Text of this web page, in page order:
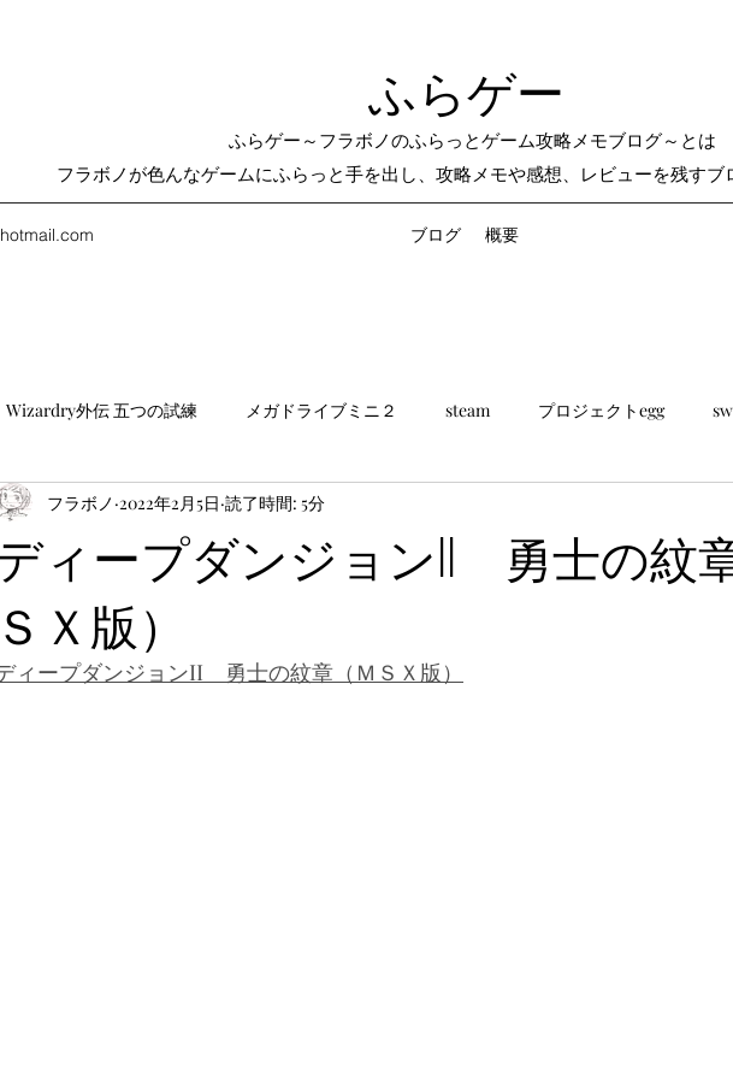
ふらゲー
ふらゲー～フラボノのふらっとゲーム攻略メモブログ～とは
フラボノが色んなゲームにふらっと手を出し、攻略メモや感想、レビューを残すブ
ブログ 概要
Wizardry外伝 五つの試練 メガドライブミニ２ steam プロジェクトegg
ィープダンジョンII 勇士の紋
ＳＸ版）
フラボノ 2022年2月5日 読了時間: 5分
ィープダンジョンII　勇士の紋章（ＭＳＸ版）